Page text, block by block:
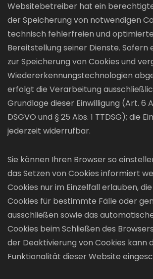
Websitebetreiber hat ein
der Speicherung von notwendigen
technisch fehlerfreien und
Bereitstellung seiner Dienste. Sofern
zur Speicherung von Cookies und
Wiedererkennungstechnologien
erfolgt die Verarbeitung
Grundlage dieser Einwilligung (Art. 6
DSGVO und § 25 Abs. 1 TTDSG); die
jederzeit widerrufbar.
Sie können Ihren Browser so
das Setzen von Cookies informiert
Cookies nur im Einzelfall erlauben,
Cookies für bestimmte Fälle oder
ausschließen sowie das
Cookies beim Schließen des
der Deaktivierung von Cookies kann
Funktionalität dieser Website